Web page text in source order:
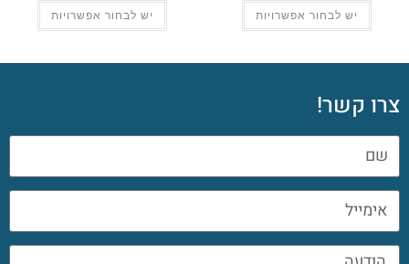
יש לבחור אפשרויות יש לבחור אפשרויות
צרו קשר!